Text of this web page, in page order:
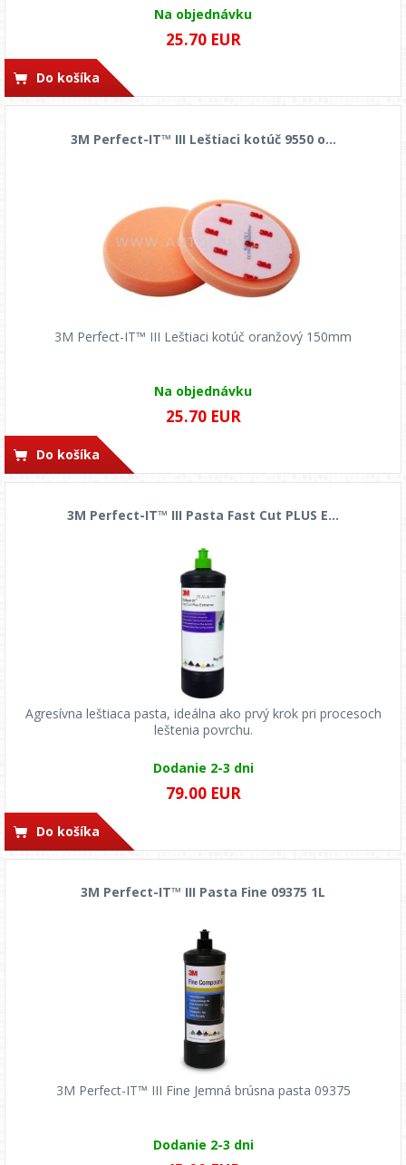
Na objednávku
25.70 EUR
Do košíka
3M Perfect-IT™ III Leštiaci kotúč 9550 o...
3M Perfect-IT™ III Leštiaci kotúč oranžový 150mm
Na objednávku
25.70 EUR
Do košíka
3M Perfect-IT™ III Pasta Fast Cut PLUS E...
Agresívna leštiaca pasta, ideálna ako prvý krok pri procesoch
leštenia povrchu.
Dodanie 2-3 dni
79.00 EUR
Do košíka
3M Perfect-IT™ III Pasta Fine 09375 1L
3M Perfect-IT™ III Fine Jemná brúsna pasta 09375
Dodanie 2-3 dni